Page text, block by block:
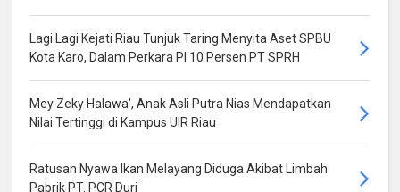
Lagi Lagi Kejati Riau Tunjuk Taring Menyita Aset SPBU
Kota Karo, Dalam Perkara PI 10 Persen PT SPRH
Mey Zeky Halawa', Anak Asli Putra Nias Mendapatkan
Nilai Tertinggi di Kampus UIR Riau
Ratusan Nyawa Ikan Melayang Diduga Akibat Limbah
Pabrik PT. PCR Duri